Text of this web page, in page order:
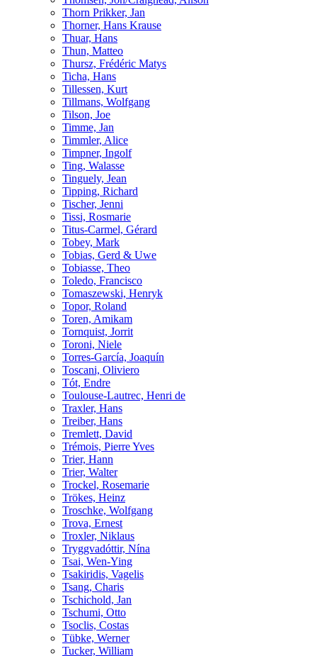
Thorn Prikker, Jan
Thorner, Hans Krause
Thuar, Hans
Thun, Matteo
Thursz, Frédéric Matys
Ticha, Hans
Tillessen, Kurt
Tillmans, Wolfgang
Tilson, Joe
Timme, Jan
Timmler, Alice
Timpner, Ingolf
Ting, Walasse
Tinguely, Jean
Tipping, Richard
Tischer, Jenni
Tissi, Rosmarie
Titus-Carmel, Gérard
Tobey, Mark
Tobias, Gerd & Uwe
Tobiasse, Theo
Toledo, Francisco
Tomaszewski, Henryk
Topor, Roland
Toren, Amikam
Tornquist, Jorrit
Toroni, Niele
Torres-García, Joaquín
Toscani, Oliviero
Tót, Endre
Toulouse-Lautrec, Henri de
Traxler, Hans
Treiber, Hans
Tremlett, David
Trémois, Pierre Yves
Trier, Hann
Trier, Walter
Trockel, Rosemarie
Trökes, Heinz
Troschke, Wolfgang
Trova, Ernest
Troxler, Niklaus
Tryggvadóttir, Nína
Tsai, Wen-Ying
Tsakiridis, Vagelis
Tsang, Charis
Tschichold, Jan
Tschumi, Otto
Tsoclis, Costas
Tübke, Werner
Tucker, William